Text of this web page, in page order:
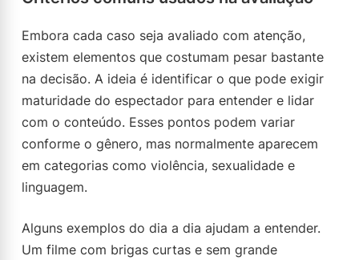
Embora cada caso seja avaliado com atenção,
existem elementos que costumam pesar bastante
na decisão. A ideia é identificar o que pode exigir
maturidade do espectador para entender e lidar
com o conteúdo. Esses pontos podem variar
conforme o gênero, mas normalmente aparecem
em categorias como violência, sexualidade e
linguagem.
Alguns exemplos do dia a dia ajudam a entender.
Um filme com brigas curtas e sem grande